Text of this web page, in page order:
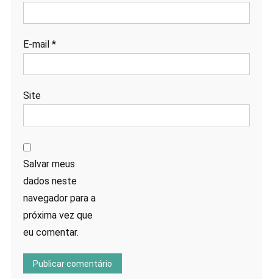
E-mail *
Site
Salvar meus
dados neste
navegador para a
próxima vez que
eu comentar.